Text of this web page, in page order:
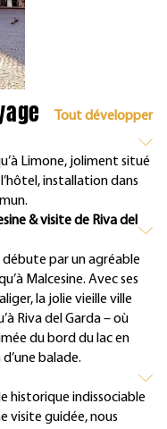
Tout développer
Limone, joliment situé
installation dans
& visite de Riva del
par un agréable
Malcesine. Avec ses
la jolie vieille ville
Riva del Garda – où
du bord du lac en
balade.
historique indissociable
visite guidée, nous